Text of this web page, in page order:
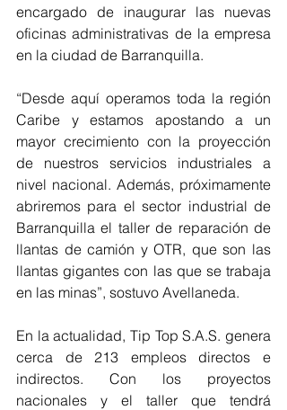
encargado de inaugurar las nuevas
oficinas administrativas de la empresa
en la ciudad de Barranquilla.
“Desde aquí operamos toda la región
Caribe y estamos apostando a un
mayor crecimiento con la proyección
de nuestros servicios industriales a
nivel nacional. Además, próximamente
abriremos para el sector industrial de
Barranquilla el taller de reparación de
llantas de camión y OTR, que son las
llantas gigantes con las que se trabaja
en las minas”, sostuvo Avellaneda.
En la actualidad, Tip Top S.A.S. genera
cerca de 213 empleos directos e
indirectos. Con los proyectos
nacionales y el taller que tendrá